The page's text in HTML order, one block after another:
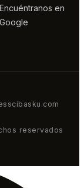
Encuéntranos en
Google
reservados